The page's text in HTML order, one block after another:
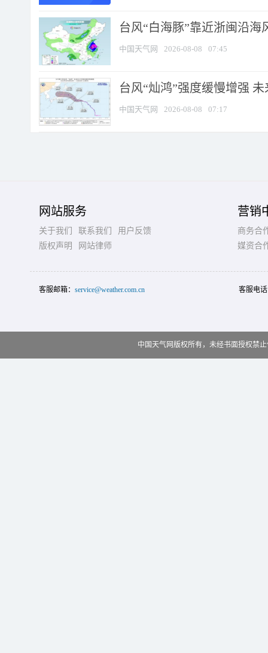
台风“白海豚”靠近浙闽沿
中国天气网 2026-08-08 07:45
台风“灿鸿”强度缓慢增强
中国天气网 2026-08-08 07:17
网站服务
关于我们 联系我们
用户反馈
版权声明
网站律师
营销
商务合
媒资合
客服邮箱： service@weather.com.cn 客服电
中国天气网版权所有，未经书面授权